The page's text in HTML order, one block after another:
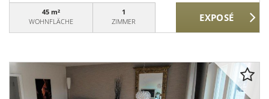
45 m²
WOHNFLÄCHE
1
ZIMMER